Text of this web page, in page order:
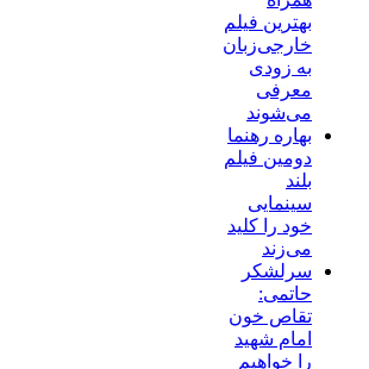
بهترین فیلم
خارجی‌زبان
به زودی
معرفی
می‌شوند
بهاره رهنما
دومین فیلم
بلند
سینمایی
خود را کلید
می‌زند
سرلشکر
حاتمی:
تقاص خون
امام شهید
را خواهیم